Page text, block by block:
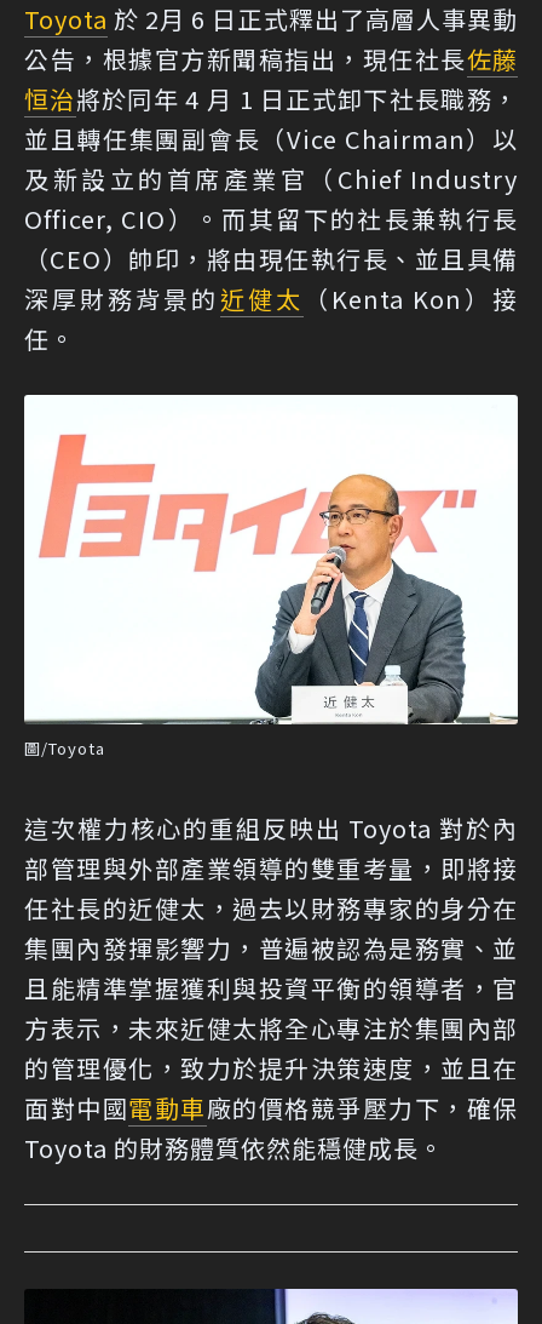
Toyota 於 2月 6 日正式釋出了高層人事異動
公告，根據官方新聞稿指出，現任社長佐藤
恒治將於同年 4 月 1 日正式卸下社長職務，
並且轉任集團副會長（Vice Chairman）以
及新設立的首席產業官（Chief Industry
Officer, CIO）。而其留下的社長兼執行長
（CEO）帥印，將由現任執行長、並且具備
深厚財務背景的近健太
（Kenta Kon）接
任。
圖/Toyota
這次權力核心的重組反映出 Toyota 對於內
部管理與外部產業領導的雙重考量，即將接
任社長的近健太，過去以財務專家的身分在
集團內發揮影響力，普遍被認為是務實、並
且能精準掌握獲利與投資平衡的領導者，官
方表示，未來近健太將全心專注於集團內部
的管理優化，致力於提升決策速度，並且在
面對中國電動車廠的價格競爭壓力下，確保
Toyota 的財務體質依然能穩健成長。